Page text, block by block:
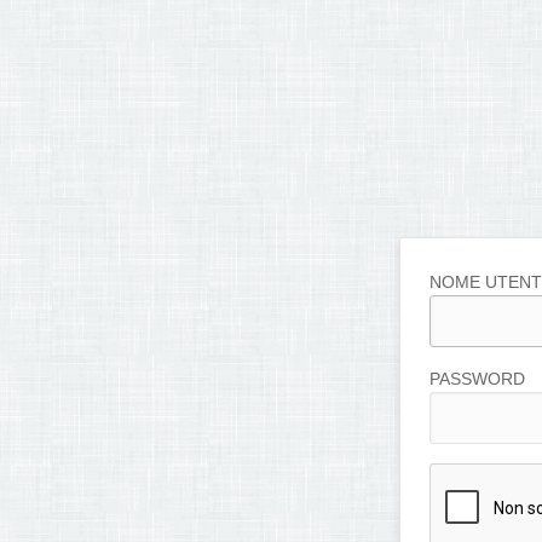
NOME
PASSWORD